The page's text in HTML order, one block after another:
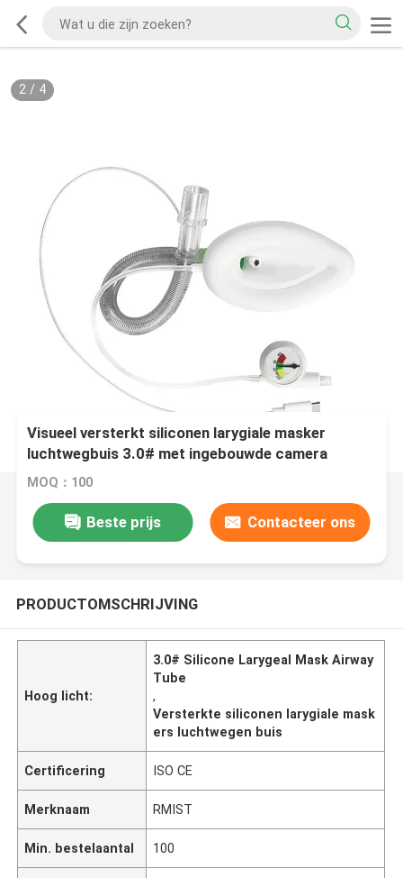
2/ 4
Visueel versterkt siliconen larygiale masker
luchtwegbuis 3.0# met ingebouwde camera
MOQ：100
Beste prijs Contacteer ons
PRODUCTOMSCHRIJVING
Hoog licht:
3.0# Silicone Larygeal Mask Airway
Tube
,
Versterkte siliconen larygiale mask
ers luchtwegen buis
Certificering ISO CE
Merknaam RMIST
Min. bestelaantal 100